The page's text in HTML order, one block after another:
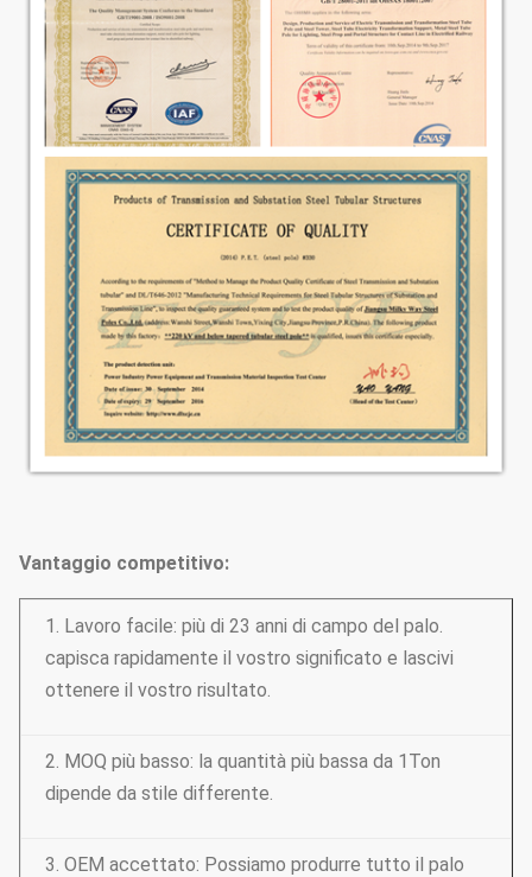
Vantaggio competitivo:
1. Lavoro facile: più di 23 anni di campo del palo.
capisca rapidamente il vostro significato e lascivi
ottenere il vostro risultato.
2. MOQ più basso: la quantità più bassa da 1Ton
dipende da stile differente.
3. OEM accettato: Possiamo produrre tutto il palo